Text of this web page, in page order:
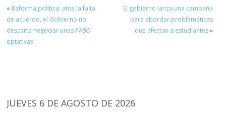
« Reforma política: ante la falta
de acuerdo, el Gobierno no
descarta negociar unas PASO
optativas
El gobierno lanza una campaña
para abordar problemáticas
que afectan a estudiantes»
JUEVES 6 DE AGOSTO DE 2026